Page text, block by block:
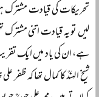
تحریکات کی قیادت مشترک
لیں تو یہ قیادت اتنی مشترک
ہے، ان کی یاد میں ایک
شیخ الہندؒ کا کمال تھا کہ